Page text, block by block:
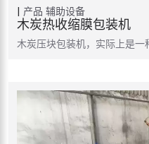
产品 辅助设备
木炭热收缩膜包装机
木炭压块包装机，实际上是